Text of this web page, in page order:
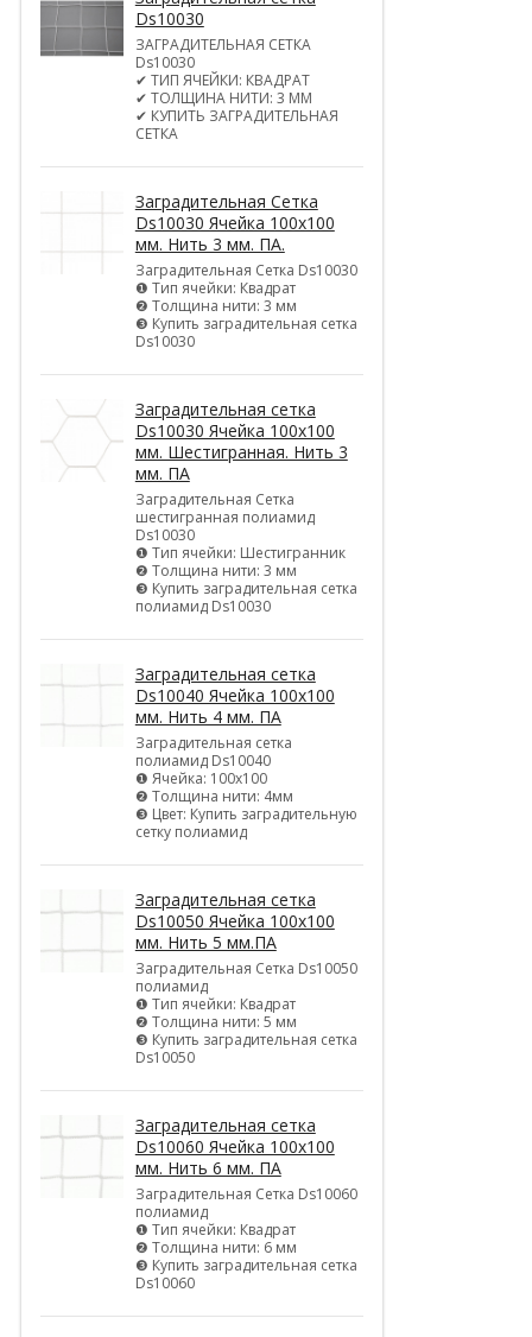
Ds10030
ЗАГРАДИТЕЛЬНАЯ СЕТКА
Ds10030
✔ ТИП ЯЧЕЙКИ: КВАДРАТ
✔ ТОЛЩИНА НИТИ: 3 ММ
✔ КУПИТЬ ЗАГРАДИТЕЛЬНАЯ
СЕТКА
Заградительная Сетка
Ds10030 Ячейка 100х100
мм. Нить 3 мм. ПА.
Заградительная Сетка Ds10030
❶ Тип ячейки: Квадрат
❷ Толщина нити: 3 мм
❸ Купить заградительная сетка
Ds10030
Заградительная сетка
Ds10030 Ячейка 100х100
мм. Шестигранная. Нить 3
мм. ПА
Заградительная Сетка
шестигранная полиамид
Ds10030
❶ Тип ячейки: Шестигранник
❷ Толщина нити: 3 мм
❸ Купить заградительная сетка
полиамид Ds10030
Заградительная сетка
Ds10040 Ячейка 100х100
мм. Нить 4 мм. ПА
Заградительная сетка
полиамид Ds10040
❶ Ячейка: 100х100
❷ Толщина нити: 4мм
❸ Цвет: Купить заградительную
сетку полиамид
Заградительная сетка
Ds10050 Ячейка 100х100
мм. Нить 5 мм.ПА
Заградительная Сетка Ds10050
полиамид
❶ Тип ячейки: Квадрат
❷ Толщина нити: 5 мм
❸ Купить заградительная сетка
Ds10050
Заградительная сетка
Ds10060 Ячейка 100х100
мм. Нить 6 мм. ПА
Заградительная Сетка Ds10060
полиамид
❶ Тип ячейки: Квадрат
❷ Толщина нити: 6 мм
❸ Купить заградительная сетка
Ds10060